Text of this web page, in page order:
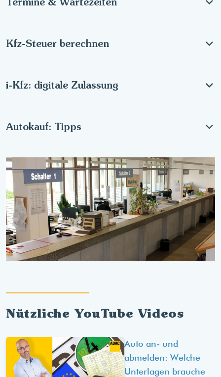
Kfz-Steuer berechnen
i-Kfz: digitale Zulassung
Autokauf: Tipps
Nützliche YouTube Videos
Auto an- und
abmelden: Welche
Unterlagen brauche